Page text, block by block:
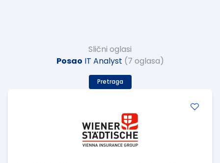
Slični oglasi
Posao IT Analyst (7 oglasa)
Pretraga